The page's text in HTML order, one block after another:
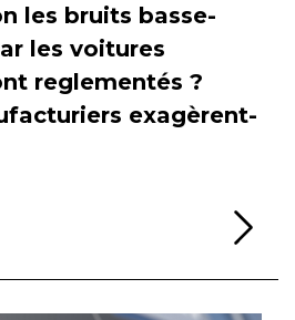
les bruits basse-
les voitures
reglementés ?
exagèrent-